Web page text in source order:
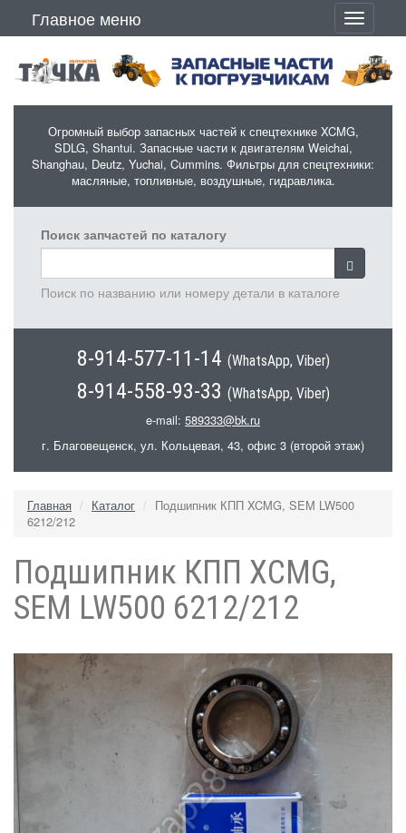
Главное меню
Toggle
Огромный выбор запасных частей к спецтехнике XCMG,
SDLG, Shantui. Запасные части к двигателям Weichai,
Shanghau, Deutz, Yuchai, Cummins. Фильтры для спецтехники:
масляные, топливные, воздушные, гидравлика.
Поиск запчастей по каталогу
Поиск по названию или номеру детали в каталоге
8-914-577-11-14 (WhatsApp, Viber)
8-914-558-93-33 (WhatsApp, Viber)
e-mail: 589333@bk.ru
г. Благовещенск, ул. Кольцевая, 43, офис 3 (второй этаж)
Главная Каталог
Подшипник КПП XCMG, SEM LW500
6212/212
Подшипник КПП XCMG,
SEM LW500 6212/212